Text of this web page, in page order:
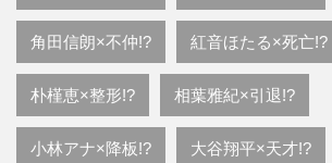
角田信朗×不仲!? 紅音ほたる×死亡!?
朴槿恵×整形!? 相葉雅紀×引退!?
小林アナ×降板!? 大谷翔平×天才!?